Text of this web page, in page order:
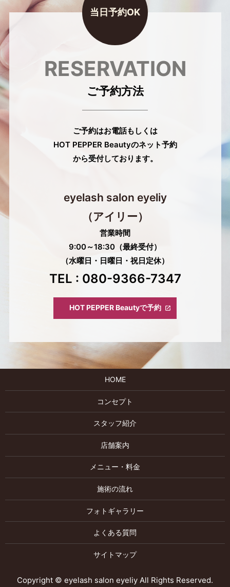
RESERVATION
ご予約方法
ご予約はお電話もしくは
HOT PEPPER Beautyのネット予約
から受付しております。
eyelash salon eyeliy
（アイリー）
営業時間
9:00～18:30（最終受付）
（水曜日・日曜日・祝日定休）
TEL : 080-9366-7347
HOT PEPPER Beautyで予約
HOME
コンセプト
スタッフ紹介
店舗案内
メニュー・料金
施術の流れ
フォトギャラリー
よくある質問
サイトマップ
Copyright © eyelash salon eyeliy All Rights Reserved.